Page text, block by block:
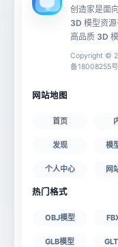
创造家是面
3D 模型资
高品质 3D
Copyright ©
备18008255
网站地图
首页
发现 模
个人中心 网
热门格式
OBJ模型
GLB模型